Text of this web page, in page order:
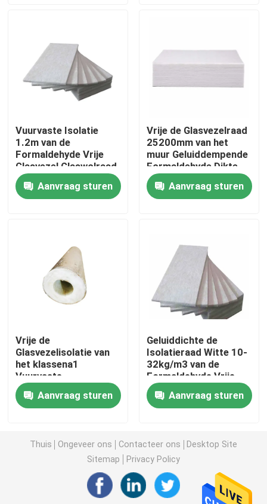
Fabrieksreis
Kwaliteitscontrole
Gevallen
De Materialen van de hitteisolatie
Glaswol bord
Sandwichpaneel van steenwol
Sandwichpaneel van polyurethaan
EPS-sandwichpaneel
XPS-Isolatieraad
Waterdichtingsmembraan
Vuurvaste Isolatie
1.2m van de
Formaldehyde Vrije
Glasvezel Glaswolraad
Aanvraag sturen
Vrije de Glasvezelraad
25200mm van het
muur Geluiddempende
Formaldehyde Dikte
Aanvraag sturen
Vrije de
Glasvezelisolatie van
het klassena1
Vuurvaste
Formaldehyde Op
hoge temperatuur
Aanvraag sturen
Geluiddichte de
Isolatieraad Witte 10-
32kg/m3 van de
Formaldehyde Vrije
Glasvezel
Aanvraag sturen
Thuis Ongeveer ons Contacteer ons
Desktop Site
Sitemap
Privacy Policy